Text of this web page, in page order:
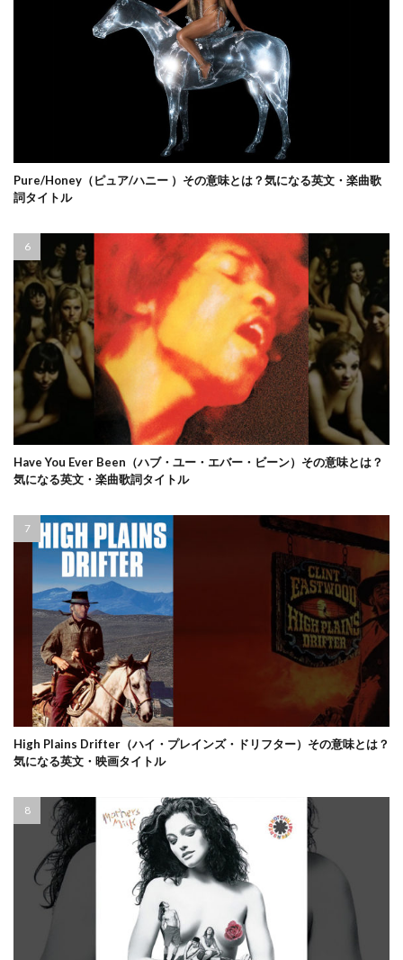
Pure/Honey（ピュア/ハニー ）その意味とは？気になる英文・楽曲歌
詞タイトル
Have You Ever Been（ハブ・ユー・エバー・ビーン）その意味とは？
気になる英文・楽曲歌詞タイトル
High Plains Drifter（ハイ・プレインズ・ドリフター）その意味とは？
気になる英文・映画タイトル